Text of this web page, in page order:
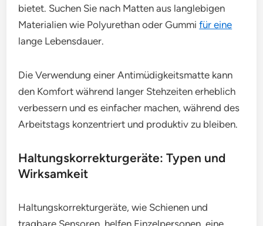
bietet. Suchen Sie nach Matten aus langlebigen
Materialien wie Polyurethan oder Gummifür eine
lange Lebensdauer.
Die Verwendung einer Antimüdigkeitsmatte kann
den Komfort während langer Stehzeiten erheblich
verbessern und es einfacher machen, während des
Arbeitstags konzentriert und produktiv zu bleiben.
Haltungskorrekturgeräte: Typen und
Wirksamkeit
Haltungskorrekturgeräte, wie Schienen und
tragbare Sensoren, helfen Einzelpersonen, eine